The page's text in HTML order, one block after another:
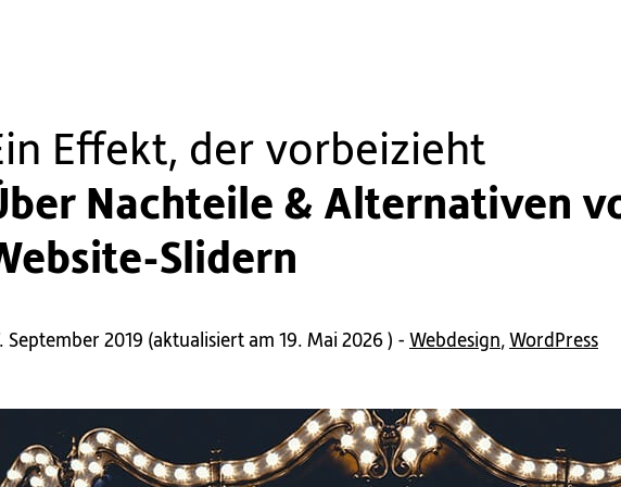
Effekt, der vorbeizieht
Nachteile & Alternativen
Slidern
September 2019 (aktualisiert am 19. Mai 2026 ) - Webdesign, WordPress